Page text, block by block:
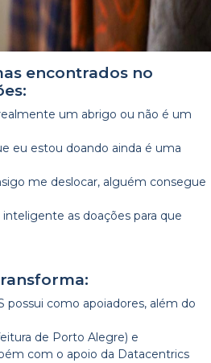
encontrados no
um abrigo ou não é um
eu estou doando ainda é uma
me deslocar, alguém consegue
as doações para que
possui como apoiadores, além do
de Porto Alegre) e
com o apoio da Datacentrics